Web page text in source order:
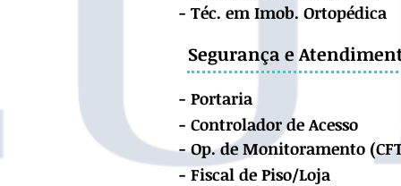
- Téc. em Imob. Ortopédica
Segurança e
- Portaria
- Controlador de Acesso
- Op. de Monitoramento
- Fiscal de Piso/Loja